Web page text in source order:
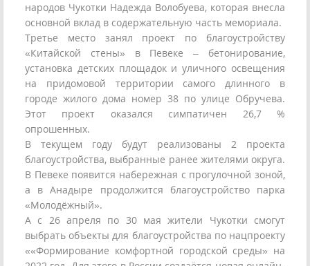
народов Чукотки Надежда Волобуева, которая внесла
основной вклад в содержательную часть мемориала.
Третье место занял проект по благоустройству
«Китайской стены» в Певеке – бетонирование,
установка детских площадок и уличного освещения
на придомовой территории самого длинного в
городе жилого дома номер 38 по улице Обручева.
Этот проект оказался симпатичен 26,7 %
опрошенных.
В текущем году будут реализованы 2 проекта
благоустройства, выбранные ранее жителями округа.
В Певеке появится набережная с прогулочной зоной,
а в Анадыре продолжится благоустройство парка
«Молодёжный».
А с 26 апреля по 30 мая жители Чукотки смогут
выбрать объекты для благоустройства по нацпроекту
««Формирование комфортной городской среды» на